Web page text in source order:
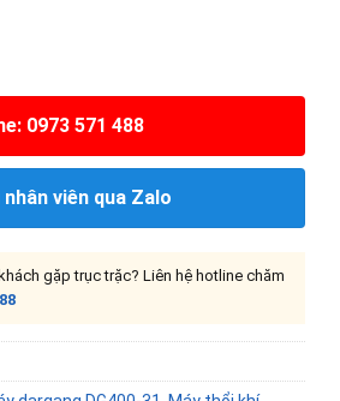
0973 571 488
viên qua Zalo
gặp trục trặc? Liên hệ hotline chăm